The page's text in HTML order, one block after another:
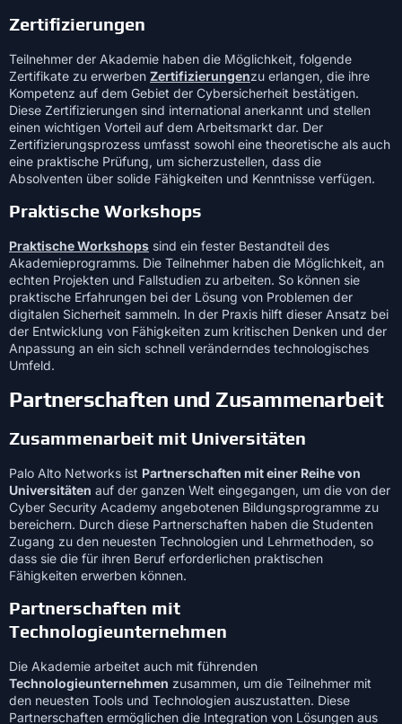
Zertifizierungen
Teilnehmer der Akademie haben die Möglichkeit, folgende
Zertifikate zu erwerben Zertifizierungenzu erlangen, die ihre
Kompetenz auf dem Gebiet der Cybersicherheit bestätigen.
Diese Zertifizierungen sind international anerkannt und stellen
einen wichtigen Vorteil auf dem Arbeitsmarkt dar. Der
Zertifizierungsprozess umfasst sowohl eine theoretische als auch
eine praktische Prüfung, um sicherzustellen, dass die
Absolventen über solide Fähigkeiten und Kenntnisse verfügen.
Praktische Workshops
Praktische Workshops sind ein fester Bestandteil des
Akademieprogramms. Die Teilnehmer haben die Möglichkeit, an
echten Projekten und Fallstudien zu arbeiten. So können sie
praktische Erfahrungen bei der Lösung von Problemen der
digitalen Sicherheit sammeln. In der Praxis hilft dieser Ansatz bei
der Entwicklung von Fähigkeiten zum kritischen Denken und der
Anpassung an ein sich schnell veränderndes technologisches
Umfeld.
Partnerschaften und Zusammenarbeit
Zusammenarbeit mit Universitäten
Palo Alto Networks ist Partnerschaften mit einer Reihe von
Universitäten auf der ganzen Welt eingegangen, um die von der
Cyber Security Academy angebotenen Bildungsprogramme zu
bereichern. Durch diese Partnerschaften haben die Studenten
Zugang zu den neuesten Technologien und Lehrmethoden, so
dass sie die für ihren Beruf erforderlichen praktischen
Fähigkeiten erwerben können.
Partnerschaften mit
Technologieunternehmen
Die Akademie arbeitet auch mit führenden
Technologieunternehmen zusammen, um die Teilnehmer mit
den neuesten Tools und Technologien auszustatten. Diese
Partnerschaften ermöglichen die Integration von Lösungen aus